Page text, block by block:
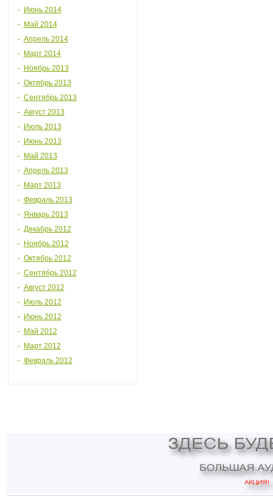
Июнь 2014
Май 2014
Апрель 2014
Март 2014
Ноябрь 2013
Октябрь 2013
Сентябрь 2013
Август 2013
Июль 2013
Июнь 2013
Май 2013
Апрель 2013
Март 2013
Февраль 2013
Январь 2013
Декабрь 2012
Ноябрь 2012
Октябрь 2012
Сентябрь 2012
Август 2012
Июль 2012
Июнь 2012
Май 2012
Март 2012
Февраль 2012